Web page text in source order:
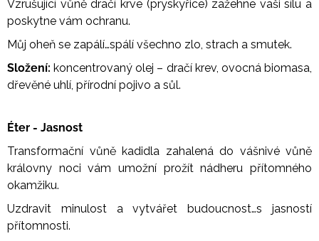
Vzrušující vůně dračí krve (pryskyřice) zažehne vaši sílu a
poskytne vám ochranu.
Můj oheň se zapálí…spálí všechno zlo, strach a smutek.
Složení:koncentrovaný olej – dračí krev, ovocná biomasa,
dřevěné uhlí, přírodní pojivo a sůl.
Éter - Jasnost
Transformační vůně kadidla zahalená do vášnivé vůně
královny noci vám umožní prožít nádheru přítomného
okamžiku.
Uzdravit minulost a vytvářet budoucnost…s jasností
přítomnosti.